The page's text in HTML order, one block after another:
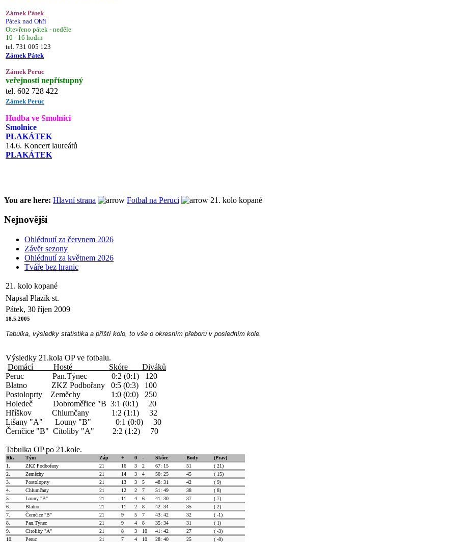
Zámek Pátek
Pátek nad Ohří
Otevřeno pátek - neděle
10 - 16 hodin
tel. 731 005 123
Zámek Pátek
Zámek Peruc
veřejnosti nepřístupný
tel. 602 728 422
Zámek Peruc
Hudba ve Smolnici
Smolnice
PLAKÁTEK
14.6. Koncert laureátů
PLAKÁTEK
You are here: Hlavní strana Fotbal na Peruci 21. kolo kopané
Nejnovější
Ohlédnutí za červnem 2026
Závěr sezony
Ohlédnutí za květnem 2026
Tváře bez hranic
21. kolo kopané
Napsal Plazík st.
Pátek, 30 říjen 2009
18.5.2005
Tabulka, výsledky statistika a příští kolo, to vše o okresním přeboru v posledním kole.
Výsledky 21.kola OP ve fotbalu.
Domácí
Hosté Skóre
Diváků
Peruc
Pan.Týnec 0:2 (0:1)
120
Blatno
ZKZ Podbořany 0:5 (0:3)
100
Postoloprty
Zeměchy 1:0 (0:0)
250
Holedeč
Dobroměřice "B 3:1 (0:1)
20
Hříškov
Chlumčany 1:2 (1:1)
32
Lišany "A"
Louny "B" 0:1 (0:0)
30
Černčice "B" Cítoliby "A"
2:2 (1:2) 70
Tabulka OP po 21.kole.
Rk. Tým Záp + 0 - Skóre Body
(Prav)
1.
ZKZ Podbořany 21 16 3 2 67: 15 51
( 21)
2.
Zeměchy 21 14 3 4 50: 25 45
( 15)
3.
Postoloprty 21 13 3 5 48: 31 42
( 9)
4.
Chlumčany 21 12 2 7 51: 49 38
( 8)
5.
Louny "B" 21 11 4 6 41: 30 37
( 7)
6.
Blatno 21 11 2 8 42: 34 35
( 2)
7.
Černčice "B" 21 9 5 7 43: 42 32
( -1)
8.
Pan.Týnec 21 9 4 8 35: 34 31
( 1)
9.
Cítoliby "A" 21 8 3 10 41: 42 27
( -3)
10.
Peruc 21 7 4 10 28: 40 25 ( -8)